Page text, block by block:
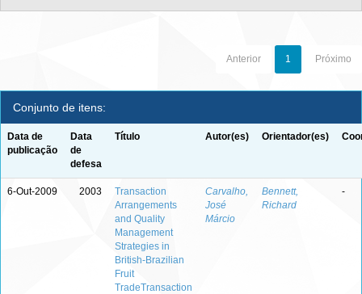
Anterior 1 Próximo
Conjunto de itens:
Data de
publicação
Data
de
defesa
Título Autor(es) Orientador(es)
6-Out-2009 2003
Transaction
Arrangements
and Quality
Management
Strategies in
British-Brazilian
Fruit
TradeTransaction
Carvalho,
José
Márcio
Bennett,
Richard
-